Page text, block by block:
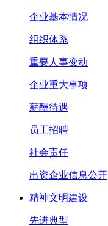
企业基本情况
组织体系
重要人事变动
企业重大事项
薪酬待遇
员工招聘
社会责任
出资企业信息公开
精神文明建设
先进典型